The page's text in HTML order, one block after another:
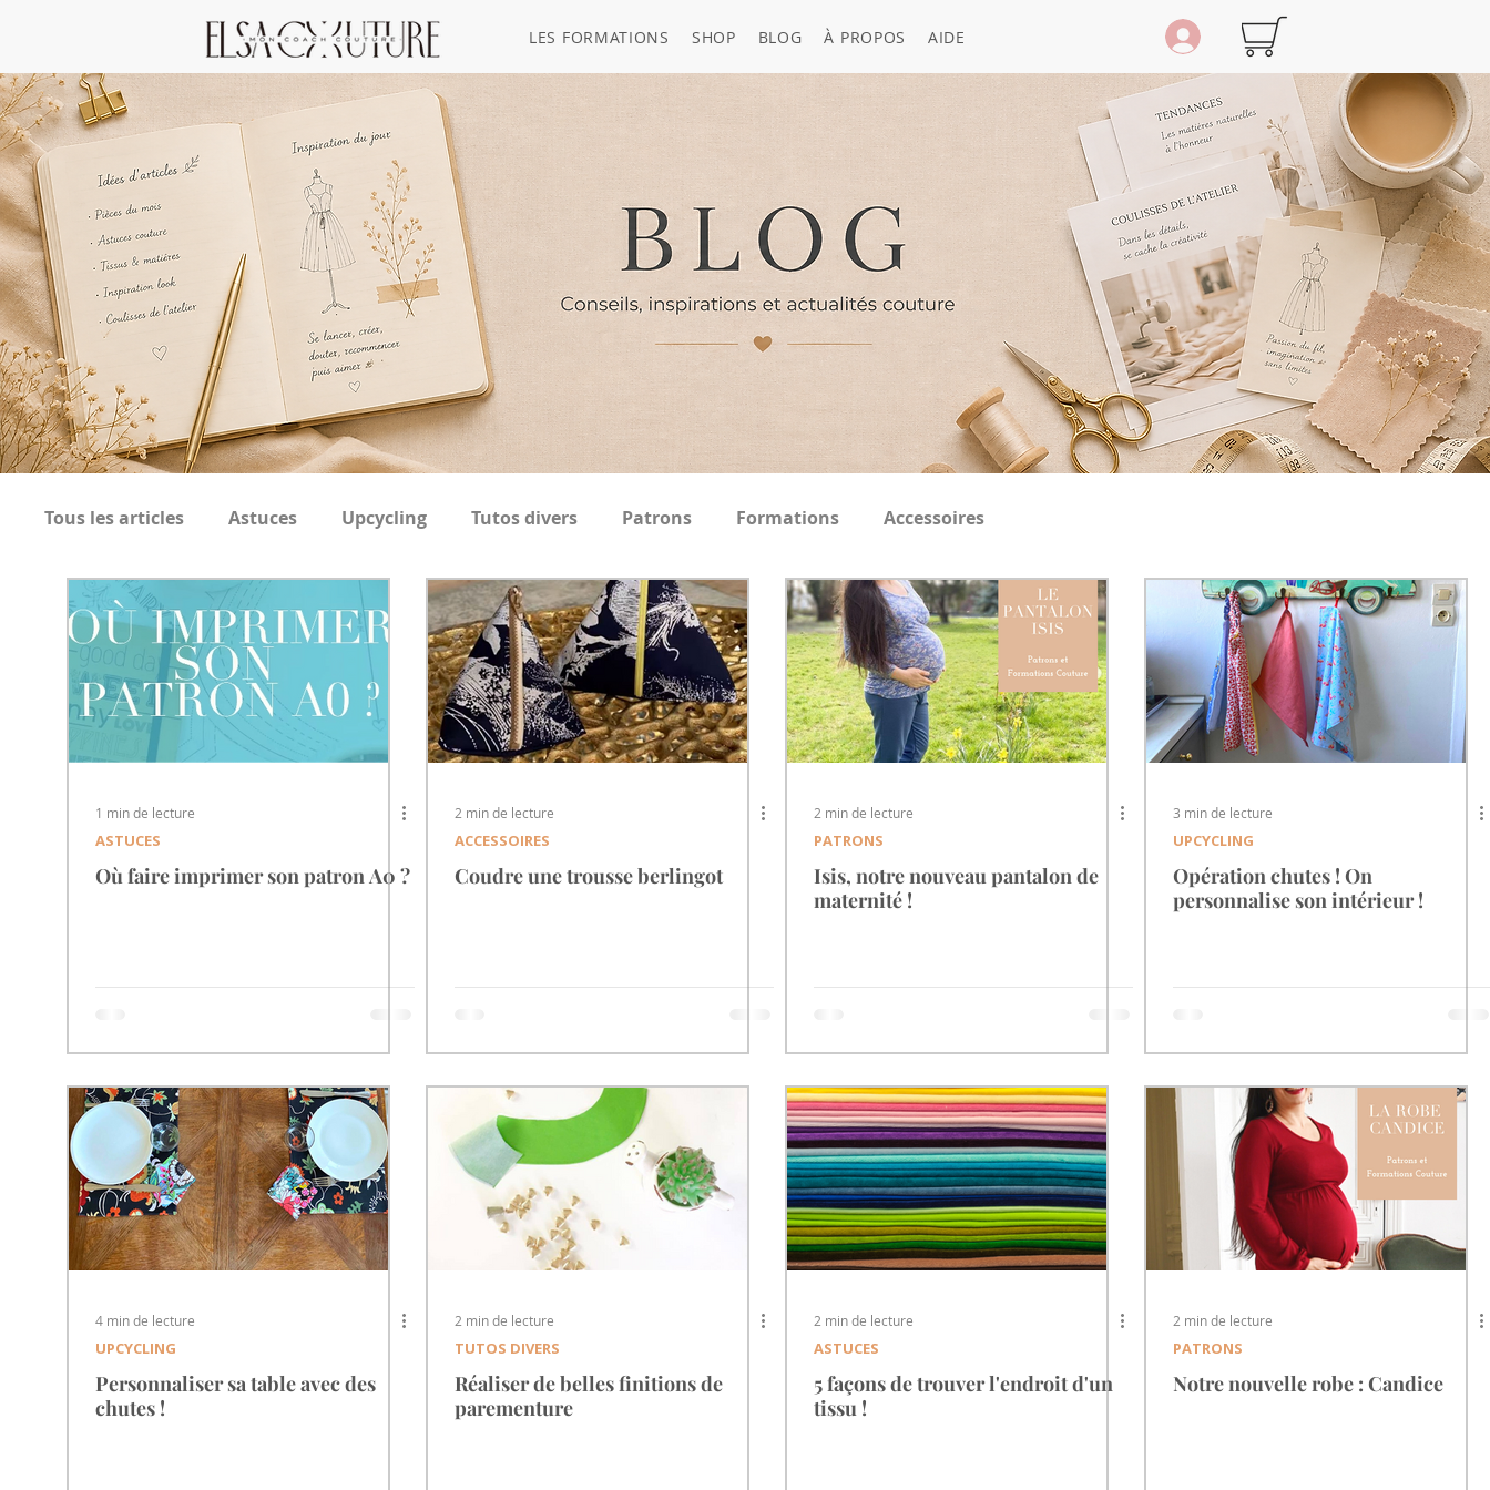
LES FORMATIONS SHOP BLOG À PROPOS AIDE
Tous les articles Astuces Upcycling Tutos divers Patrons Formations Accessoires
Les Tutos de Noël Actus
1 min de lecture
ASTUCES
Où faire imprimer son patron A0 ?
2 min de lecture
ACCESSOIRES
Coudre une trousse berlingot
2 min de lecture
PATRONS
Isis, notre nouveau pantalon de
maternité !
3 min de lecture
UPCYCLING
Opération chutes ! On
personnalise son intérieur !
4 min de lecture
UPCYCLING
Personnaliser sa table avec des
chutes !
2 min de lecture
TUTOS DIVERS
Réaliser de belles finitions de
parementure
2 min de lecture
ASTUCES
5 façons de trouver l'endroit d'un
tissu !
2 min de lecture
PATRONS
Notre nouvelle robe : Candice